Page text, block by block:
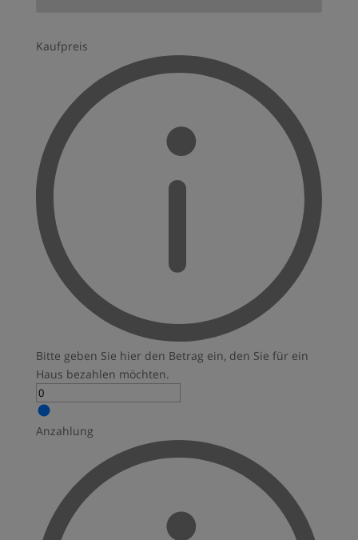
Kaufpreis
Bitte geben Sie hier den Betrag ein, den Sie für ein
Haus bezahlen möchten.
Anzahlung